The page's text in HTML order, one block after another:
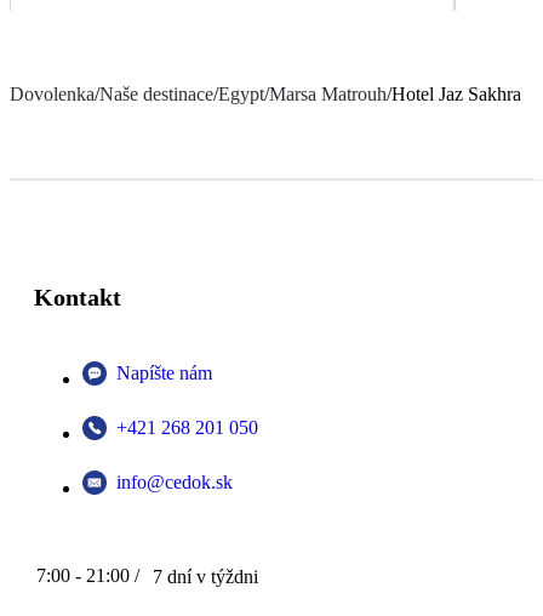
Dovolenka/Naše destinace/Egypt/Marsa Matrouh/Hotel Jaz Sakhra
Kontakt
Napíšte nám
+421 268 201 050
info@cedok.sk
7:00 - 21:00 / 7 dní v týždni